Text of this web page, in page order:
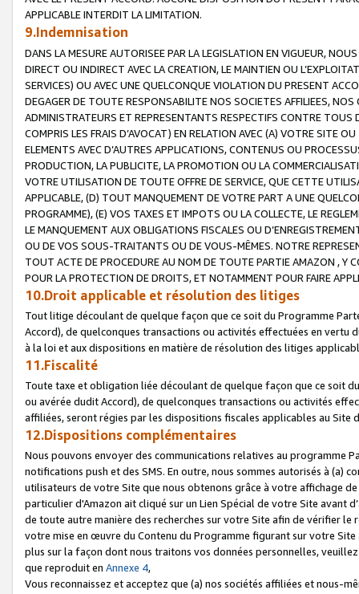
APPLICABLE INTERDIT LA LIMITATION.
9.Indemnisation
DANS LA MESURE AUTORISEE PAR LA LEGISLATION EN VIGUEUR,
DIRECT OU INDIRECT AVEC LA CREATION, LE MAINTIEN OU
SERVICES) OU AVEC UNE QUELCONQUE VIOLATION DU PRESENT
DEGAGER DE TOUTE RESPONSABILITE NOS SOCIETES AFFILIEES,
ADMINISTRATEURS ET REPRESENTANTS RESPECTIFS CONTRE
COMPRIS LES FRAIS D’AVOCAT) EN RELATION AVEC (A) VOTRE SITE
ELEMENTS AVEC D’AUTRES APPLICATIONS, CONTENUS OU
PRODUCTION, LA PUBLICITE, LA PROMOTION OU LA
VOTRE UTILISATION DE TOUTE OFFRE DE SERVICE, QUE CETTE
APPLICABLE, (D) TOUT MANQUEMENT DE VOTRE PART A UNE
PROGRAMME), (E) VOS TAXES ET IMPOTS OU LA COLLECTE, LE
LE MANQUEMENT AUX OBLIGATIONS FISCALES OU
OU DE VOS SOUS-TRAITANTS OU DE VOUS-MÊMES. NOTRE
TOUT ACTE DE PROCEDURE AU NOM DE TOUTE PARTIE AMAZON , Y
POUR LA PROTECTION DE DROITS, ET NOTAMMENT POUR FAIRE
10.Droit applicable et résolution des litiges
Tout litige découlant de quelque façon que ce soit du Programme
Accord), de quelconques transactions ou activités effectuées en vertu
à la loi et aux dispositions en matière de résolution des litiges
11.Fiscalité
Toute taxe et obligation liée découlant de quelque façon que ce soit
ou avérée dudit Accord), de quelconques transactions ou activités
affiliées, seront régies par les dispositions fiscales applicables au Site
12.Dispositions complémentaires
Nous pouvons envoyer des communications relatives au programme
notifications push et des SMS. En outre, nous sommes autorisés à
utilisateurs de votre Site que nous obtenons grâce à votre affichage
particulier d'Amazon ait cliqué sur un Lien Spécial de votre Site avant
de toute autre manière des recherches sur votre Site afin de vérifier
votre mise en œuvre du Contenu du Programme figurant sur votre
plus sur la façon dont nous traitons vos données personnelles,
que reproduit en Annexe 4,
Vous reconnaissez et acceptez que (a) nos sociétés affiliées et nous-